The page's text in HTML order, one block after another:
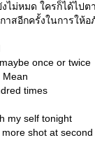
ไม่หมด ใครก็ได้ไป
าสอีกครั้งในการให้
once or twice
Mean
times
my self tonight
shot at